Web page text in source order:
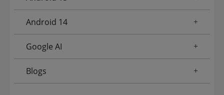
Android 14
Google AI
Blogs